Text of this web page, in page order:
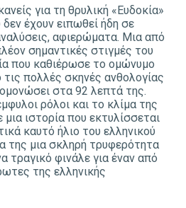
για τη θρυλική «Ευδοκία»
έχουν ειπωθεί ήδη σε
αφιερώματα. Μια από
σημαντικές στιγμές του
που καθιέρωσε το ομώνυμο
τις πολλές σκηνές ανθολογίας
στα 92 λεπτά της.
ρόλοι και το κλίμα της
ιστορία που εκτυλίσσεται
καυτό ήλιο του ελληνικού
της μια σκληρή τρυφερότητα
τραγικό φινάλε για έναν από
της ελληνικής